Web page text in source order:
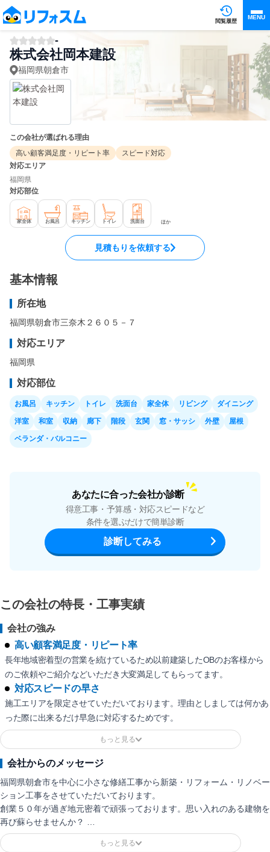
閲覧履歴
MENU
-
株式会社岡本建設
福岡県朝倉市
この会社が選ばれる理由
高い顧客満足度・リピート率
スピード対応
対応エリア
福岡県
対応部位
家全体 お風呂 キッチン トイレ 洗面台 ほか
見積もりを依頼する
基本情報
所在地
福岡県朝倉市三奈木２６０５－７
対応エリア
福岡県
対応部位
お風呂 キッチン トイレ 洗面台 家全体 リビング ダイニング
洋室 和室 収納 廊下 階段 玄関 窓・サッシ 外壁 屋根
ベランダ・バルコニー
あなたに合った会社か診断
得意工事・予算感・対応スピードなど
条件を選ぶだけで簡単診断
診断してみる
この会社の特長・工事実績
会社の強み
高い顧客満足度・リピート率
長年地域密着型の営業を続けているため以前建築したOBのお客様から
のご依頼やご紹介などいただき大変満足してもらってます。
対応スピードの早さ
施工エリアを限定させていただいております。理由としましては何かあ
った際に出来るだけ早急に対応するためです。
会社からのメッセージ
福岡県朝倉市を中心に小さな修繕工事から新築・リフォーム・リノベー
ション工事をさせていただいております。
創業５０年が過ぎ地元密着で頑張っております。思い入れのある建物を
再び蘇らせませんか？
お客様にそれぞれ柔軟に応じたご提案をさせていただきます。ぜひお問
い合わせください。